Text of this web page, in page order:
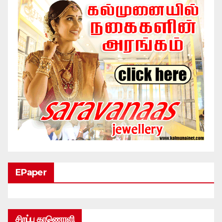
EPaper
சிறப்பு காணொளி